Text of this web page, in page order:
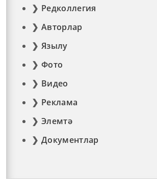
Редколлегия
Авторлар
Язылу
Фото
Видео
Реклама
Элемтә
Документлар